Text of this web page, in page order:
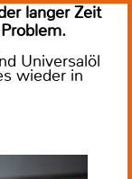
langer Zeit
Universalöl
wieder in